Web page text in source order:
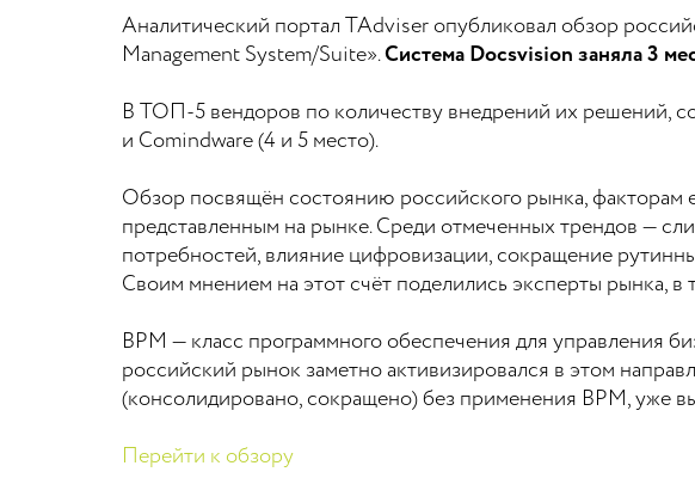
Аналитический портал TAdviser опубликовал обзор
Management System/Suite».Система Docsvision заняла 3
В ТОП-5 вендоров по количеству внедрений их решений,
и Comindware (4 и 5 место).
Обзор посвящён состоянию российского рынка, факторам
представленным на рынке. Среди отмеченных трендов —
потребностей, влияние цифровизации, сокращение
Своим мнением на этот счёт поделились эксперты рынка, в
BPM — класс программного обеспечения для управления
российский рынок заметно активизировался в этом
(консолидировано, сокращено) без применения BPM, уже
Перейти к обзору